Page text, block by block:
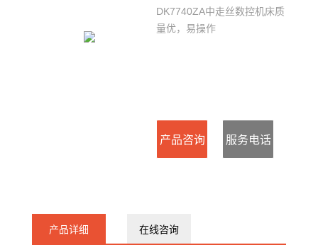
DK7740ZA中走丝数控机床质
量优，易操作
产品咨询 服务电话
产品详细 在线咨询